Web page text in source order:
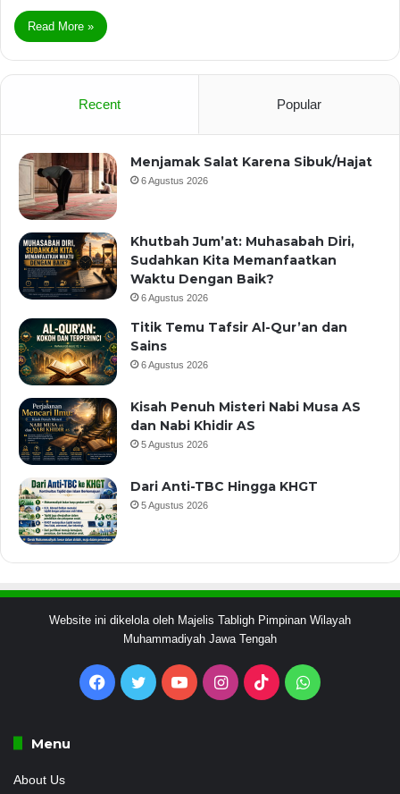
Read More »
Recent Popular
Menjamak Salat Karena Sibuk/Hajat
6 Agustus 2026
Khutbah Jum’at: Muhasabah Diri,
Sudahkan Kita Memanfaatkan
Waktu Dengan Baik?
6 Agustus 2026
Titik Temu Tafsir Al-Qur’an dan
Sains
6 Agustus 2026
Kisah Penuh Misteri Nabi Musa AS
dan Nabi Khidir AS
5 Agustus 2026
Dari Anti-TBC Hingga KHGT
5 Agustus 2026
Website ini dikelola oleh Majelis Tabligh Pimpinan Wilayah
Muhammadiyah Jawa Tengah
Facebook
Twitter YouTubeInstagram
TikTokWhatsApp
Menu
About Us